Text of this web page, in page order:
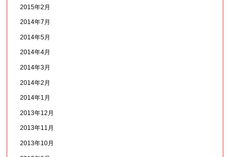
2015年2月
2014年7月
2014年5月
2014年4月
2014年3月
2014年2月
2014年1月
2013年12月
2013年11月
2013年10月